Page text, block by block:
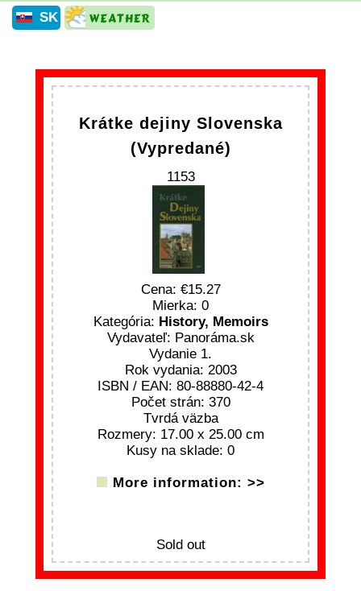
SK
Krátke dejiny Slovenska
(Vypredané)
1153
Cena:
15.27
Mierka: 0
Kategória: History, Memoirs
Vydavateľ: Panoráma.sk
Vydanie 1.
Rok vydania: 2003
ISBN / EAN: 80-88880-42-4
Počet strán: 370
Tvrdá väzba
Rozmery: 17.00 x 25.00 cm
Kusy na sklade: 0
More information: >>
Sold out